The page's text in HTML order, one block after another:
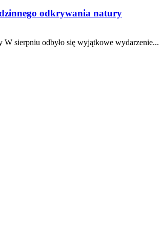
odkrywania natury
sierpniu odbyło się wyjątkowe wydarzenie...